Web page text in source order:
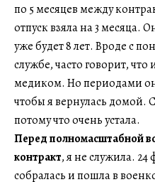
по 5 месяцев между
отпуск взяла на 3 месяца.
уже будет 8 лет. Вроде с
службе, часто говорит,
медиком. Но периодами
чтобы я вернулась домой.
потому что очень устала.
Перед полномасштабной
контракт, я не служила. 24
собралась и пошла в